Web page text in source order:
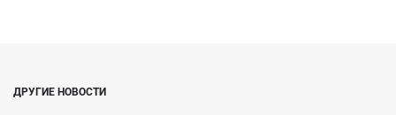
ДРУГИЕ НОВОСТИ